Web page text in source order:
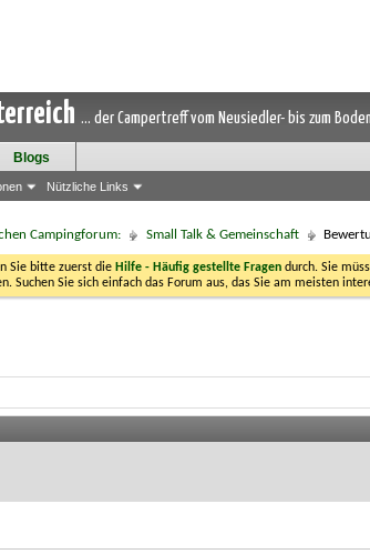
... der Campertreff vom Neusiedler- bis zum
Nützliche Links
Blogs
Campingforum: Small Talk & Gemeinschaft
Sie bitte zuerst die Hilfe - Häufig gestellte Fragen durch. Sie
Suchen Sie sich einfach das Forum aus, das Sie am meisten